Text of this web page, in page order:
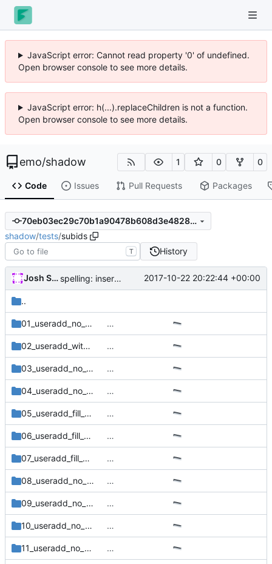
JavaScript error: Cannot read property '0' of undefined.
Open browser console to see more details.
JavaScript error: h(...).replaceChildren is not a function.
Open browser console to see more details.
emo/shadow 1 0 0
Code Issues Pull Requests Packages
70eb03ec29c70b1a90478b608d3e4828d1bb1213
shadow/tests/subids
T History
Josh Soref spelling: inserted 2017-10-22 20:22:44 +00:00
..
01_useradd_no_subids …
02_useradd_with_subids …
03_useradd_no_subgid …
04_useradd_no_subuid …
05_useradd_fill_gap_start …
06_useradd_fill_gap_middle …
07_useradd_fill_gap_end …
08_useradd_no_more_subuids_start …
09_useradd_no_more_subgids_start …
10_useradd_no_more_subuids_end …
11_useradd_no_more_subgids_end …